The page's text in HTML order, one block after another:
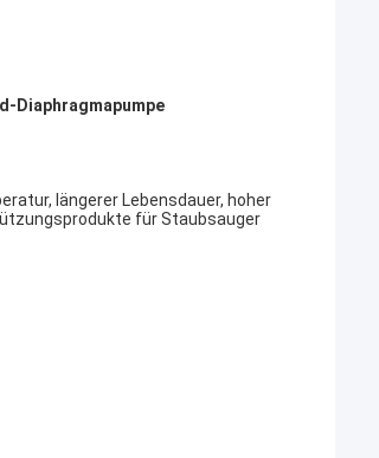
Diaphragmapumpe
längerer Lebensdauer, hoher
für Staubsauger